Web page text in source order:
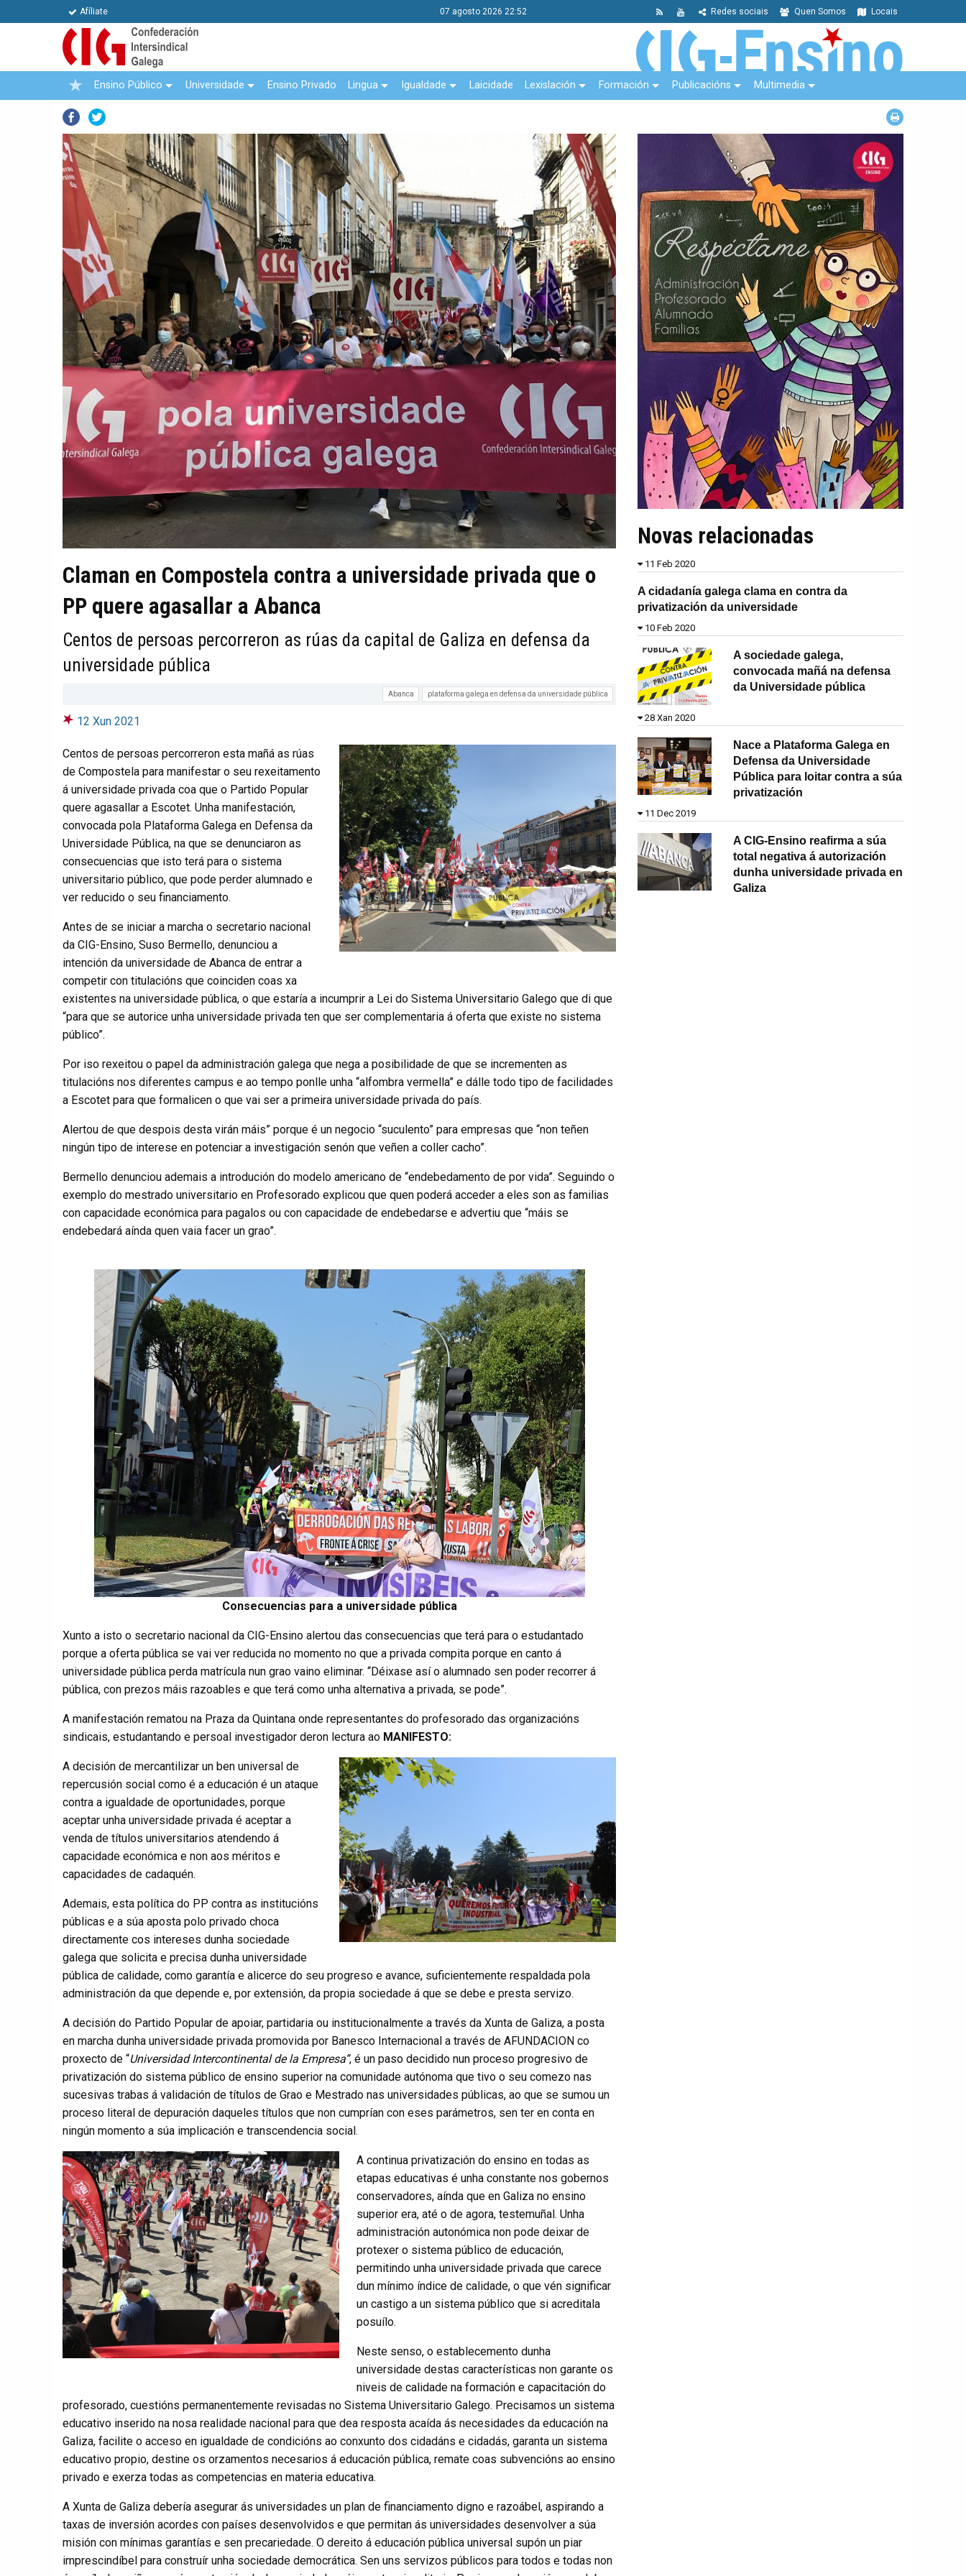
Afíliate 07 agosto 2026 22:52 Locais
Quen Somos
Redes sociais
Ensino Público Universidade Ensino Privado Lingua Igualdade Laicidade Lexislación Formación Publicacións Multimedia
Facebook
Claman en Compostela contra a universidade privada que o
PP quere agasallar a Abanca
Centos de persoas percorreron as rúas da capital de Galiza en defensa da
universidade pública
Abanca plataforma galega en defensa da universidade pública
12 Xun 2021
Centos de persoas percorreron esta mañá as rúas
de Compostela para manifestar o seu rexeitamento
á universidade privada coa que o Partido Popular
quere agasallar a Escotet. Unha manifestación,
convocada pola Plataforma Galega en Defensa da
Universidade Pública, na que se denunciaron as
consecuencias que isto terá para o sistema
universitario público, que pode perder alumnado e
ver reducido o seu financiamento.
Antes de se iniciar a marcha o secretario nacional
da CIG-Ensino, Suso Bermello, denunciou a
intención da universidade de Abanca de entrar a
competir con titulacións que coinciden coas xa
existentes na universidade pública, o que estaría a incumprir a Lei do Sistema Universitario Galego que di que
“para que se autorice unha universidade privada ten que ser complementaria á oferta que existe no sistema
público”.
Por iso rexeitou o papel da administración galega que nega a posibilidade de que se incrementen as
titulacións nos diferentes campus e ao tempo ponlle unha “alfombra vermella” e dálle todo tipo de facilidades
a Escotet para que formalicen o que vai ser a primeira universidade privada do país.
Alertou de que despois desta virán máis” porque é un negocio “suculento” para empresas que “non teñen
ningún tipo de interese en potenciar a investigación senón que veñen a coller cacho”.
Bermello denunciou ademais a introdución do modelo americano de “endebedamento de por vida”. Seguindo o
exemplo do mestrado universitario en Profesorado explicou que quen poderá acceder a eles son as familias
con capacidade económica para pagalos ou con capacidade de endebedarse e advertiu que “máis se
endebedará aínda quen vaia facer un grao”.
Consecuencias para a universidade pública
Xunto a isto o secretario nacional da CIG-Ensino alertou das consecuencias que terá para o estudantado
porque a oferta pública se vai ver reducida no momento no que a privada compita porque en canto á
universidade pública perda matrícula nun grao vaino eliminar. “Déixase así o alumnado sen poder recorrer á
pública, con prezos máis razoables e que terá como unha alternativa a privada, se pode”.
A manifestación rematou na Praza da Quintana onde representantes do profesorado das organizacións
sindicais, estudantando e persoal investigador deron lectura ao MANIFESTO:
A decisión de mercantilizar un ben universal de
repercusión social como é a educación é un ataque
contra a igualdade de oportunidades, porque
aceptar unha universidade privada é aceptar a
venda de títulos universitarios atendendo á
capacidade económica e non aos méritos e
capacidades de cadaquén.
Ademais, esta política do PP contra as institucións
públicas e a súa aposta polo privado choca
directamente cos intereses dunha sociedade
galega que solicita e precisa dunha universidade
pública de calidade, como garantía e alicerce do seu progreso e avance, suficientemente respaldada pola
administración da que depende e, por extensión, da propia sociedade á que se debe e presta servizo.
A decisión do Partido Popular de apoiar, partidaria ou institucionalmente a través da Xunta de Galiza, a posta
en marcha dunha universidade privada promovida por Banesco Internacional a través de AFUNDACION co
proxecto de “Universidad Intercontinental de la Empresa”, é un paso decidido nun proceso progresivo de
privatización do sistema público de ensino superior na comunidade autónoma que tivo o seu comezo nas
sucesivas trabas á validación de títulos de Grao e Mestrado nas universidades públicas, ao que se sumou un
proceso literal de depuración daqueles títulos que non cumprían con eses parámetros, sen ter en conta en
ningún momento a súa implicación e transcendencia social.
A continua privatización do ensino en todas as
etapas educativas é unha constante nos gobernos
conservadores, aínda que en Galiza no ensino
superior era, até o de agora, testemuñal. Unha
administración autonómica non pode deixar de
protexer o sistema público de educación,
permitindo unha universidade privada que carece
dun mínimo índice de calidade, o que vén significar
un castigo a un sistema público que si acreditala
posuílo.
Neste senso, o establecemento dunha
universidade destas características non garante os
niveis de calidade na formación e capacitación do
profesorado, cuestións permanentemente revisadas no Sistema Universitario Galego. Precisamos un sistema
educativo inserido na nosa realidade nacional para que dea resposta acaída ás necesidades da educación na
Galiza, facilite o acceso en igualdade de condicións ao conxunto dos cidadáns e cidadás, garanta un sistema
educativo propio, destine os orzamentos necesarios á educación pública, remate coas subvencións ao ensino
privado e exerza todas as competencias en materia educativa.
A Xunta de Galiza debería asegurar ás universidades un plan de financiamento digno e razoábel, aspirando a
taxas de inversión acordes con países desenvolvidos e que permitan ás universidades desenvolver a súa
misión con mínimas garantías e sen precariedade. O dereito á educación pública universal supón un piar
imprescindíbel para construír unha sociedade democrática. Sen uns servizos públicos para todos e todas non
Novas relacionadas
11 Feb 2020
A cidadanía galega clama en contra da
privatización da universidade
10 Feb 2020
A sociedade galega,
convocada mañá na defensa
da Universidade pública
28 Xan 2020
Nace a Plataforma Galega en
Defensa da Universidade
Pública para loitar contra a súa
privatización
11 Dec 2019
A CIG-Ensino reafirma a súa
total negativa á autorización
dunha universidade privada en
Galiza